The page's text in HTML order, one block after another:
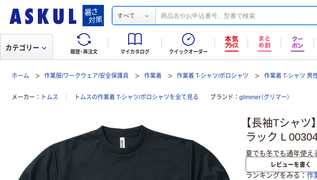
すべて
履歴・再注文 マイカタログ クイックオーダー
カテゴリー
ホーム 作業服/ワークウェア/安全保護具 作業着 作業着 T-シャツ/ポロシャツ 作業着 T-シャツ 男
メーカー トムス トムスの作業着 T-シャツ/ポロシャツを全て見る ブランド glimmer（グリマー）
【長袖Tシャ
ラック L
夏でも冬でも通年使え
レビューを書く
ランキングをみる 作